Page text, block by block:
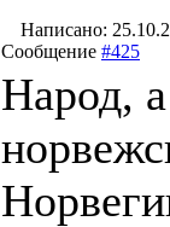
Написано:
Сообщение #425
Народ,